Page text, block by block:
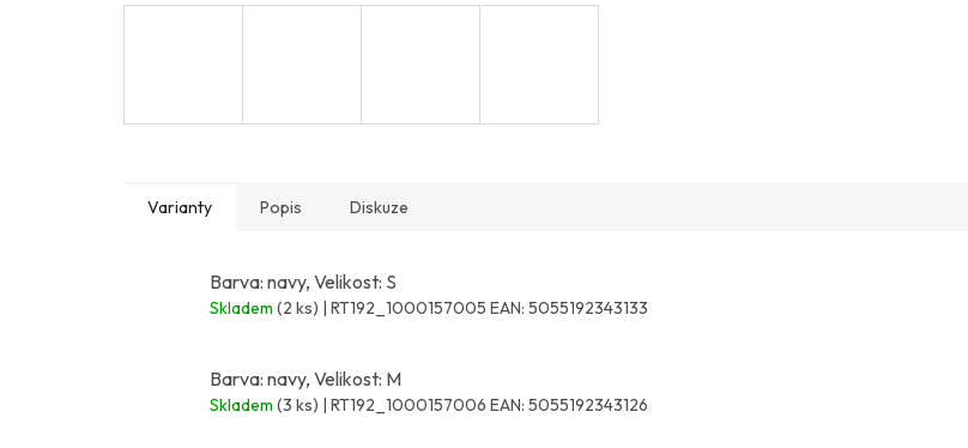
Varianty Popis Diskuze
Barva: navy, Velikost: S
Skladem (2 ks) | RT192_1000157005 EAN: 5055192343133
Barva: navy, Velikost: M
Skladem (3 ks) | RT192_1000157006 EAN: 5055192343126